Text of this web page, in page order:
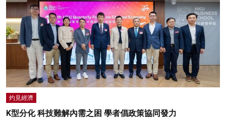
灼見經濟
K型分化 科技難解內需之困 學者倡政策協同發力